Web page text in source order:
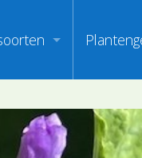
plantenpaspoorten